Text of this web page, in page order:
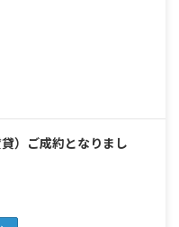
）ご成約となりまし